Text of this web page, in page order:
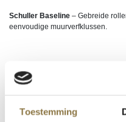
Toestemming
Schuller Baseline – Gebreide
eenvoudige muurverfklussen.
Login om te kunnen bestellen of